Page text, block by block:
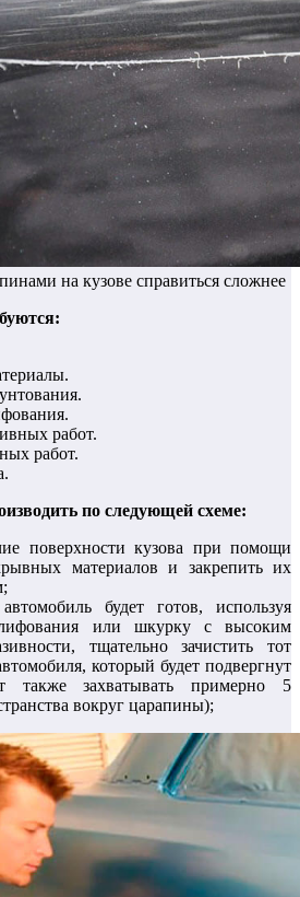
на кузове справиться сложнее
работ.
работ.
по следующей схеме:
поверхности кузова при помощи
материалов и закрепить их
будет готов, используя
или шкурку с высоким
тщательно зачистить тот
который будет подвергнут
также захватывать примерно 5
вокруг царапины);